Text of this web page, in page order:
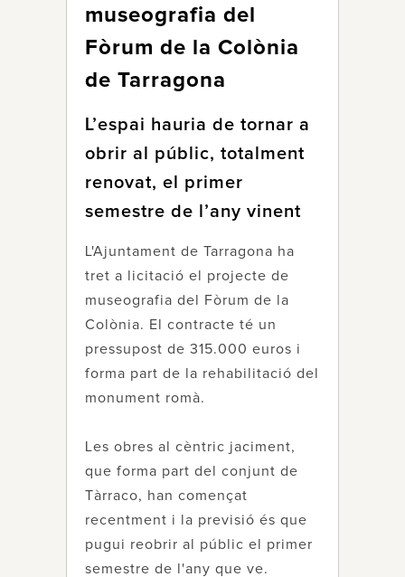
museografia del
Fòrum de la Colònia
de Tarragona
L’espai hauria de tornar a
obrir al públic, totalment
renovat, el primer
semestre de l’any vinent
L'Ajuntament de Tarragona ha
tret a licitació el projecte de
museografia del Fòrum de la
Colònia. El contracte té un
pressupost de 315.000 euros i
forma part de la rehabilitació del
monument romà.
Les obres al cèntric jaciment,
que forma part del conjunt de
Tàrraco, han començat
recentment i la previsió és que
pugui reobrir al públic el primer
semestre de l'any que ve.